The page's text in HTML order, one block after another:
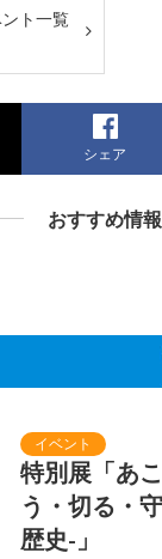
ト一覧
シェア
おすすめ情報
特別展「あ
う・切る・
歴史-」